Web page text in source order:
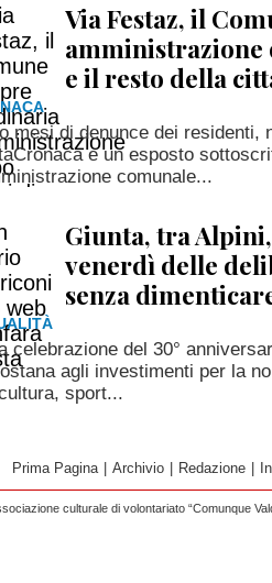
Via Festaz, il
amministrazione
e il resto della
mesi di denunce dei residenti,
e un esposto
comunale...
Giunta, tra
venerdì delle
senza
celebrazione del 30°
agli investimenti per la
sport...
Prima Pagina Archivio Redazione
culturale di volontariato “Comunque